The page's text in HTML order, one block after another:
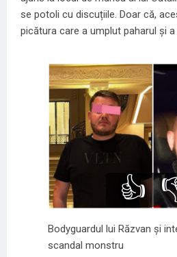
se potoli cu discuțiile. Doar că,
picătura care a umplut paharul și
👍
Bodyguardul lui Răzvan și
scandal monstru